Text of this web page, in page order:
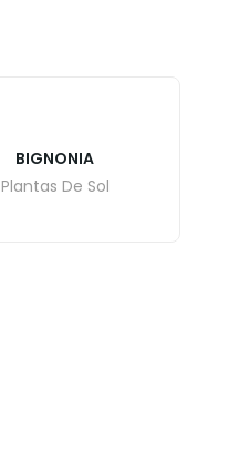
BIGNONIA
Plantas De Sol